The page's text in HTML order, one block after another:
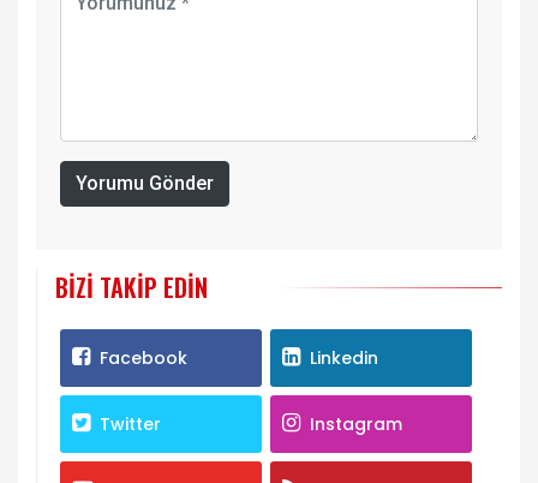
Yorumu Gönder
BIZI TAKIP EDIN
Facebook Linkedin
Twitter Instagram